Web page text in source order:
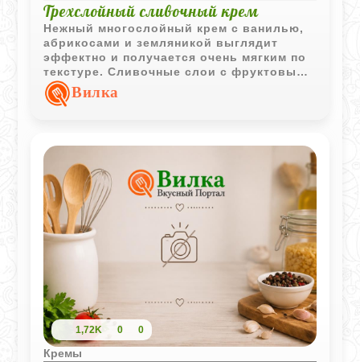
Трехслойный сливочный крем
Нежный многослойный крем с ванилью,
абрикосами и земляникой выглядит
эффектно и получается очень мягким по
текстуре. Сливочные слои с фруктовыми
нотками делают десерт одновременно
легким и насыщенным.
Вилка
1,72K 0 0
Кремы